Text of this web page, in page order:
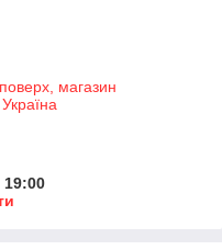
магазин
19:00